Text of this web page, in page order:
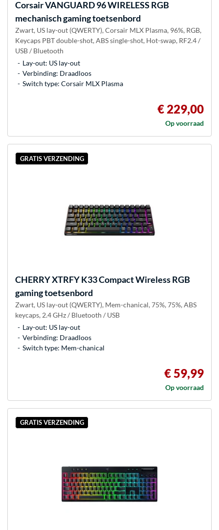
CorsairVANGUARD 96 WIRELESS RGB
mechanisch gaming toetsenbord
Zwart, US lay-out (QWERTY), Corsair MLX Plasma, 96%, RGB,
Keycaps PBT double-shot, ABS single-shot, Hot-swap, RF2.4 /
USB / Bluetooth
Lay-out: US lay-out
Verbinding: Draadloos
Switch type: Corsair MLX Plasma
€ 229,00
Op voorraad
GRATIS VERZENDING
CHERRYXTRFY K33 Compact Wireless RGB
gaming toetsenbord
Zwart, US lay-out (QWERTY), Mem-chanical, 75%, 75%, ABS
keycaps, 2.4 GHz / Bluetooth / USB
Lay-out: US lay-out
Verbinding: Draadloos
Switch type: Mem-chanical
€ 59,99
Op voorraad
GRATIS VERZENDING